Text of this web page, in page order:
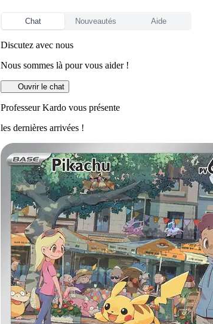
Chat Nouveautés Aide
Discutez avec nous
Nous sommes là pour vous aider !
Ouvrir le chat
Professeur Kardo vous présente
les dernières arrivées !